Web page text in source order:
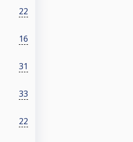
22
16
31
33
22